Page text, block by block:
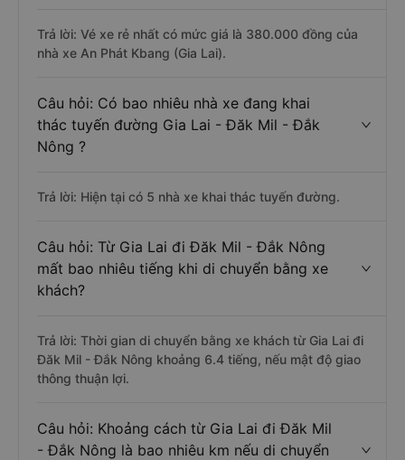
Trả lời: Vé xe rẻ nhất có mức giá là 380.000 đồng của
nhà xe An Phát Kbang (Gia Lai).
Câu hỏi: Có bao nhiêu nhà xe đang khai
thác tuyến đường Gia Lai - Đăk Mil - Đắk
Nông ?
Trả lời: Hiện tại có 5 nhà xe khai thác tuyến đường.
Câu hỏi: Từ Gia Lai đi Đăk Mil - Đắk Nông
mất bao nhiêu tiếng khi di chuyển bằng xe
khách?
Trả lời: Thời gian di chuyển bằng xe khách từ Gia Lai đi
Đăk Mil - Đắk Nông khoảng 6.4 tiếng, nếu mật độ giao
thông thuận lợi.
Câu hỏi: Khoảng cách từ Gia Lai đi Đăk Mil
- Đắk Nông là bao nhiêu km nếu di chuyển